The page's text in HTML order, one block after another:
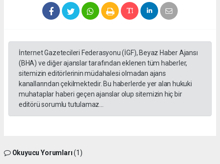
İnternet Gazetecileri Federasyonu (İGF), Beyaz Haber Ajansı
(BHA) ve diğer ajanslar tarafından eklenen tüm haberler,
sitemizin editörlerinin müdahalesi olmadan ajans
kanallarından çekilmektedir. Bu haberlerde yer alan hukuki
muhataplar haberi geçen ajanslar olup sitemizin hiç bir
editörü sorumlu tutulamaz...
Okuyucu Yorumları(1)